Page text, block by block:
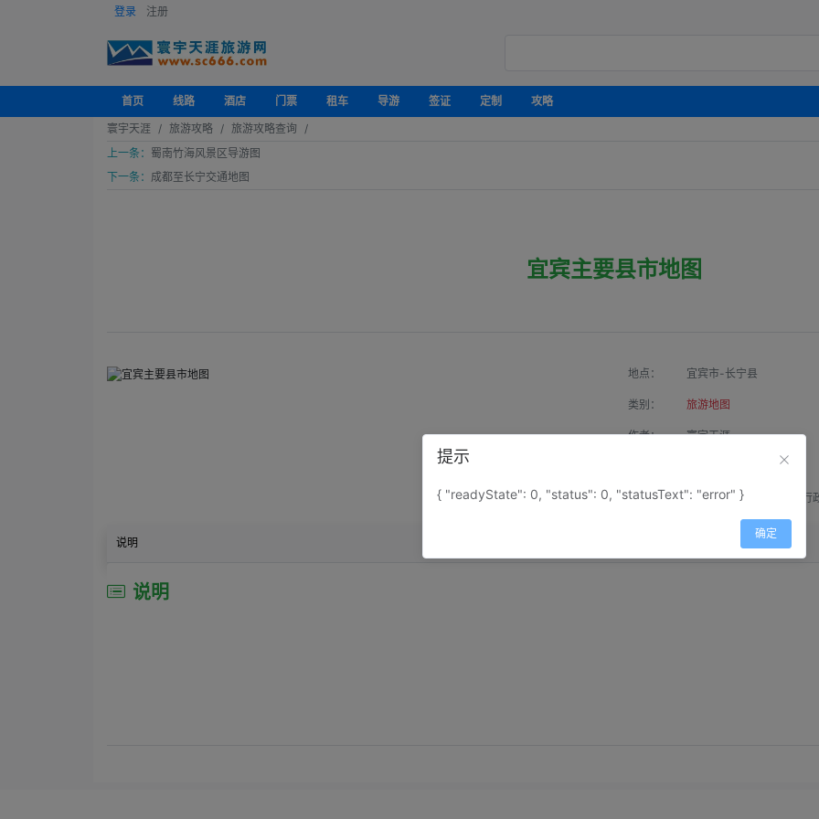
登录 注册
首页 线路 酒店 门票 租车 导游 签证 定制
攻略
寰宇天涯
旅游攻略
旅游攻略查询
上一条： 蜀南竹海风景区导游图
下一条： 成都至长宁交通地图
宜宾主要县市地图
地点： 宜宾市-长宁县
类别： 旅游地图
作者： 寰宇天涯
属性： 地图属性： 地图类型-行
说明
说明
提示
{ "readyState": 0, "status": 0, "statusText": "error" }
确定